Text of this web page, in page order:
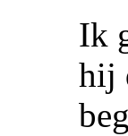
Ik
hij